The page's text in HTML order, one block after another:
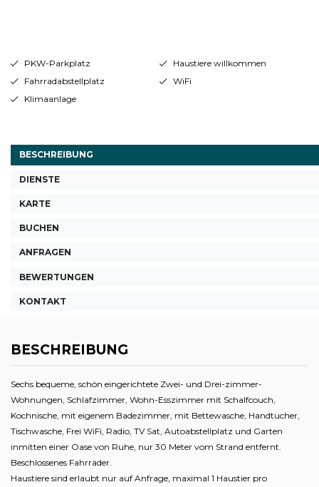
PKW-Parkplatz
Haustiere willkommen
Fahrradabstellplatz
WiFi
Klimaanlage
BESCHREIBUNG
DIENSTE
KARTE
BUCHEN
ANFRAGEN
BEWERTUNGEN
KONTAKT
BESCHREIBUNG
Sechs bequeme, schön eingerichtete Zwei- und Drei-zimmer-
Wohnungen, Schlafzimmer, Wohn-Esszimmer mit Schalfcouch,
Kochnische, mit eigenem Badezimmer, mit Bettewasche, Handtucher,
Tischwasche, Frei WiFi, Radio, TV Sat, Autoabstellplatz und Garten
inmitten einer Oase von Ruhe, nur 30 Meter vom Strand entfernt.
Beschlossenes Fahrräder.
Haustiere sind erlaubt nur auf Anfrage, maximal 1 Haustier pro